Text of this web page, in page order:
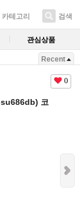
카테고리 검색
관심상품
Recent
0
코